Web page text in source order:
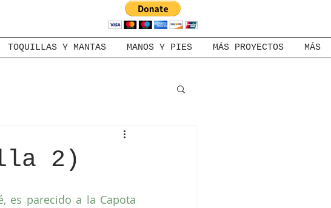
TOQUILLAS Y MANTAS MANOS Y PIES MÁS PROYECTOS MÁS
2)
es parecido a la Capota